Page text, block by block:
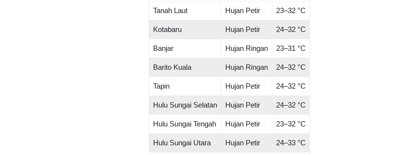
Tanah Laut
Hujan Petir 23–32 °C
Kotabaru Hujan Petir 24–32 °C
Banjar Hujan Ringan 23–31 °C
Barito Kuala Hujan Ringan 24–32 °C
Tapin Hujan Petir 24–32 °C
Hulu Sungai Selatan Hujan Petir 24–32 °C
Hulu Sungai Tengah Hujan Petir 23–32 °C
Hulu Sungai Utara Hujan Petir 24–33 °C